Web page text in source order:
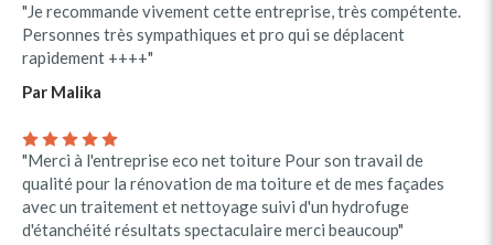
"Je recommande vivement cette entreprise, très compétente.
Personnes très sympathiques et pro qui se déplacent
rapidement ++++"
Par Malika
"Merci à l'entreprise eco net toiture Pour son travail de
qualité pour la rénovation de ma toiture et de mes façades
avec un traitement et nettoyage suivi d'un hydrofuge
d'étanchéité résultats spectaculaire merci beaucoup"